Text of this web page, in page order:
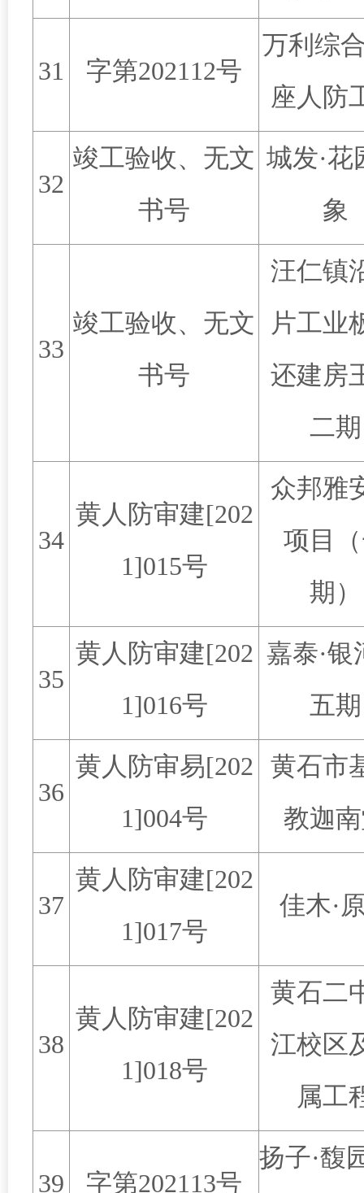
31 字第202112号
万利综
座人防
32
竣工验收、无文
书号
城发·花
象
33
竣工验收、无文
书号
汪仁镇
片工业
还建房
二期
34
黄人防审建[202
1]015号
众邦雅
项目
期）
35
黄人防审建[202
1]016号
嘉泰·银
五期
36
黄人防审易[202
1]004号
黄石市
教迦
37
黄人防审建[202
1]017号
佳木·
38
黄人防审建[202
1]018号
黄石二
江校区
属工
39 字第202113号
扬子·馥